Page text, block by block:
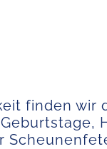
finden wir